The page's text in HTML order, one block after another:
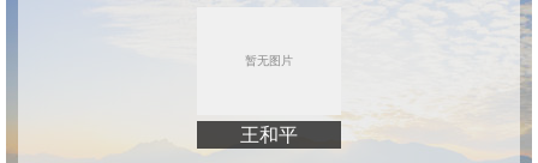
王和平